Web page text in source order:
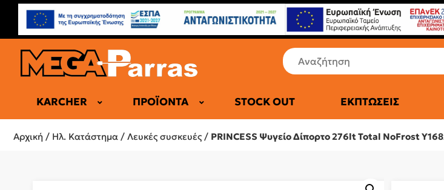
KARCHER ΠΡΟΪΌΝΤΑ
ΕΠΑΓΓΕΛΜΑΤΙΚΆ ΨΥΓΕΊΑ
STOCK OUT ΕΚΠΤΏΣΕΙΣ
Αρχική / Ηλ. Κατάστημα / Λευκές συσκευές / PRINCESS Ψυγείο Δίπορτο 276lt Total NoFrost